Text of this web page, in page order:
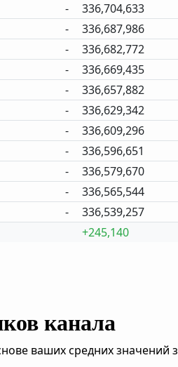
- 336,704,633
- 336,687,986
- 336,682,772
- 336,669,435
- 336,657,882
- 336,629,342
- 336,609,296
- 336,596,651
- 336,579,670
- 336,565,544
- 336,539,257
+245,140
канала
ваших средних значений